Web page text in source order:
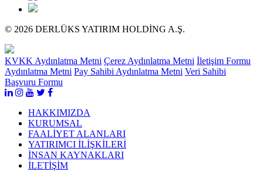
© 2026 DERLÜKS YATIRIM HOLDİNG A.Ş.
KVKK Aydınlatma Metni Çerez Aydınlatma Metni İletişim Formu
Aydınlatma Metni Pay Sahibi Aydınlatma Metni Veri Sahibi
Başvuru Formu
HAKKIMIZDA
KURUMSAL
FAALİYET ALANLARI
YATIRIMCI İLİŞKİLERİ
İNSAN KAYNAKLARI
İLETİŞİM